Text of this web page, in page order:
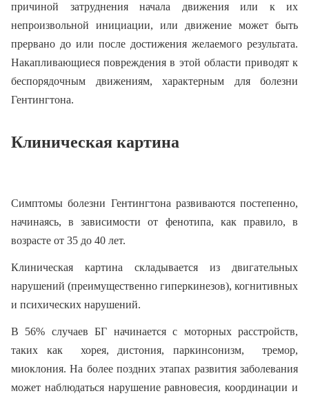
причиной затруднения начала движения или к их
непроизвольной инициации, или движение может быть
прервано до или после достижения желаемого результата.
Накапливающиеся повреждения в этой области приводят к
беспорядочным движениям, характерным для болезни
Гентингтона.
Клиническая картина
Симптомы болезни Гентингтона развиваются постепенно,
начинаясь, в зависимости от фенотипа, как правило, в
возрасте от 35 до 40 лет.
Клиническая картина складывается из двигательных
нарушений (преимущественно гиперкинезов), когнитивных
и психических нарушений.
В 56% случаев БГ начинается с моторных расстройств,
таких как хорея, дистония, паркинсонизм, тремор,
миоклония. На более поздних этапах развития заболевания
может наблюдаться нарушение равновесия, координации и